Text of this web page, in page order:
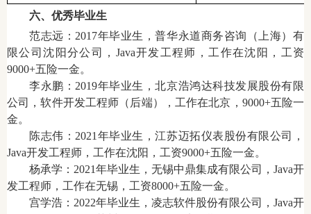
六、优秀毕业生
范志远：2017年毕业生，普华永道商务咨询（上海）有
限公司沈阳分公司，Java开发工程师，工作在沈阳，工资
9000+五险一金。
李永鹏：2019年毕业生，北京浩鸿达科技发展股份有限
公司，软件开发工程师（后端），工作在北京，9000+五险一
金。
陈志伟：2021年毕业生，江苏迈拓仪表股份有限公司，
Java开发工程师，工作在沈阳，工资9000+五险一金。
杨承学：2021年毕业生，无锡中鼎集成有限公司，Java开
发工程师，工作在无锡，工资8000+五险一金。
宫学浩：2022年毕业生，凌志软件股份有限公司，Java开